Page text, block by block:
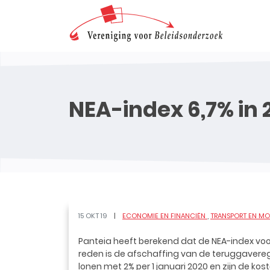
NEA-index 6,7% in
15 OKT 19 ECONOMIE EN FINANCIËN TRANSPORT EN
Panteia heeft berekend dat de NEA-index
reden is de afschaffing van de
lonen met 2% per 1 januari 2020 en zijn de